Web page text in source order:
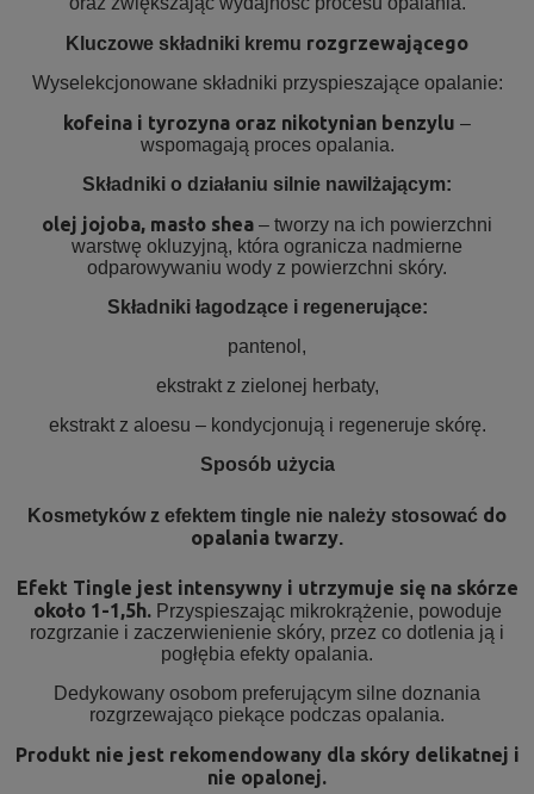
Kluczowe składniki kremu rozgrzewającego
Wyselekcjonowane składniki przyspieszające opalanie:
kofeina i tyrozyna oraz nikotynian benzylu –
wspomagają proces opalania.
Składniki o działaniu silnie nawilżającym:
olej jojoba, masło shea – tworzy na ich powierzchni
warstwę okluzyjną, która ogranicza nadmierne
odparowywaniu wody z powierzchni skóry.
Składniki łagodzące i regenerujące:
pantenol,
ekstrakt z zielonej herbaty,
ekstrakt z aloesu – kondycjonują i regeneruje skórę.
Sposób użycia
Kosmetyków z efektem tingle nie należy stosować do
opalania twarzy.
Efekt Tingle jest intensywny i utrzymuje się na skórze
około 1-1,5h.Przyspieszając mikrokrążenie, powoduje
rozgrzanie i zaczerwienienie skóry, przez co dotlenia ją i
pogłębia efekty opalania.
Dedykowany osobom preferującym silne doznania
rozgrzewająco piekące podczas opalania.
Produkt nie jest rekomendowany dla skóry delikatnej i
nie opalonej.